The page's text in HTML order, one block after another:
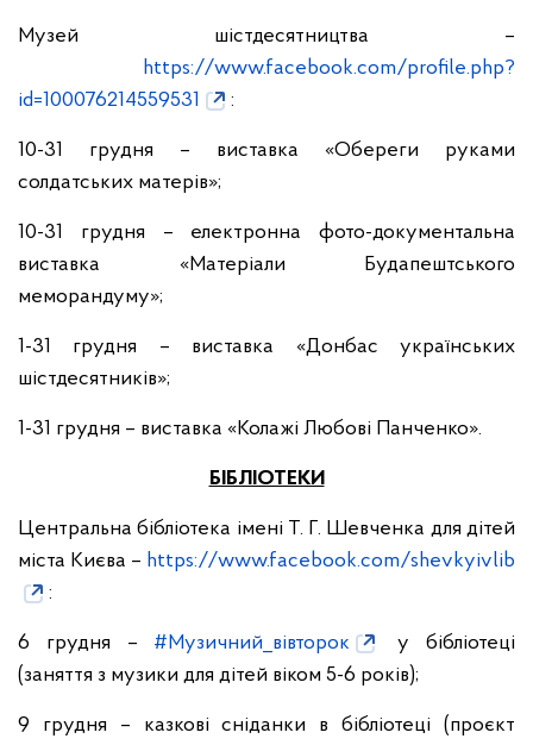
Музей шістдесятництва –
https://www.facebook.com/profile.php?
id=100076214559531
:
10-31 грудня – виставка «Обереги руками
солдатських матерів»;
10-31 грудня – електронна фото-документальна
виставка «Матеріали Будапештського
меморандуму»;
1-31 грудня – виставка «Донбас українських
шістдесятників»;
1-31 грудня – виставка «Колажі Любові Панченко».
БІБЛІОТЕКИ
Центральна бібліотека імені Т. Г. Шевченка для дітей
міста Києва – https://www.facebook.com/shevkyivlib
:
6 грудня – #Музичний_вівторок
у бібліотеці
(заняття з музики для дітей віком 5-6 років);
9 грудня – казкові сніданки в бібліотеці (проєкт